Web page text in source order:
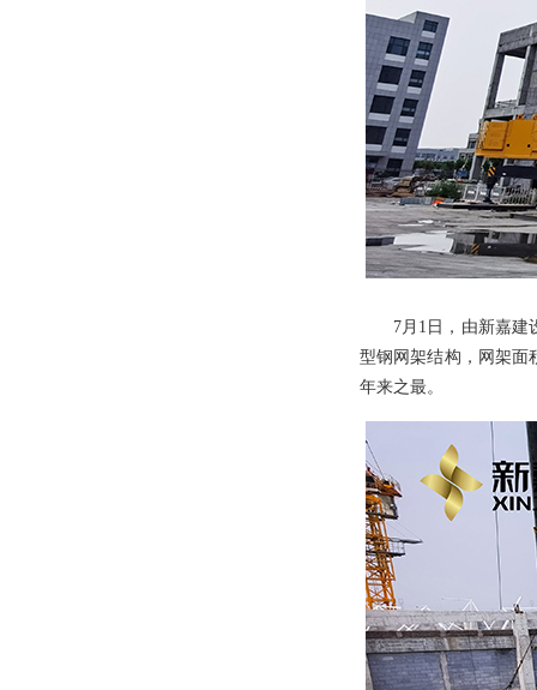
7月1日，由新嘉建
型钢网架结构，网架面
年来之最。